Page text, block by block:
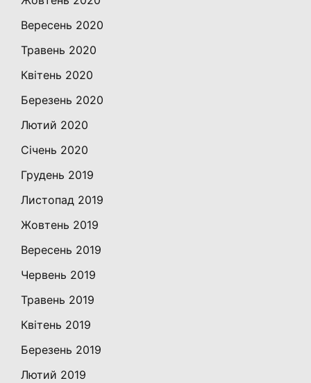
Вересень 2020
Травень 2020
Квітень 2020
Березень 2020
Лютий 2020
Січень 2020
Грудень 2019
Листопад 2019
Жовтень 2019
Вересень 2019
Червень 2019
Травень 2019
Квітень 2019
Березень 2019
Лютий 2019